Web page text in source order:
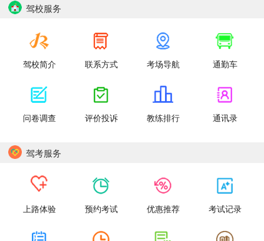
驾校服务
驾校简介 联系方式 考场导航 通勤车
问卷调查 评价投诉 教练排行 通讯录
驾考服务
上路体验 预约考试 优惠推荐 考试记录